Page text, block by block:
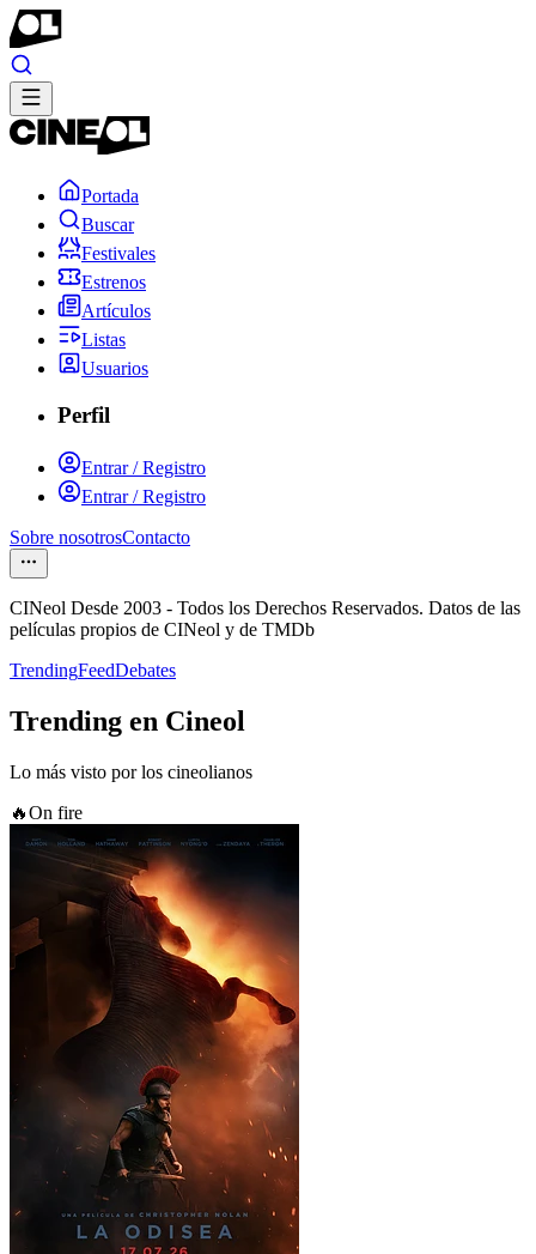
Portada
Buscar
Festivales
Estrenos
Artículos
Listas
Usuarios
Perfil
Entrar / Registro
Entrar / Registro
Sobre nosotrosContacto
CINeol Desde 2003 - Todos los Derechos Reservados. Datos de las
películas propios de CINeol y de TMDb
TrendingFeedDebates
Trending en Cineol
Lo más visto por los cineolianos
🔥On fire